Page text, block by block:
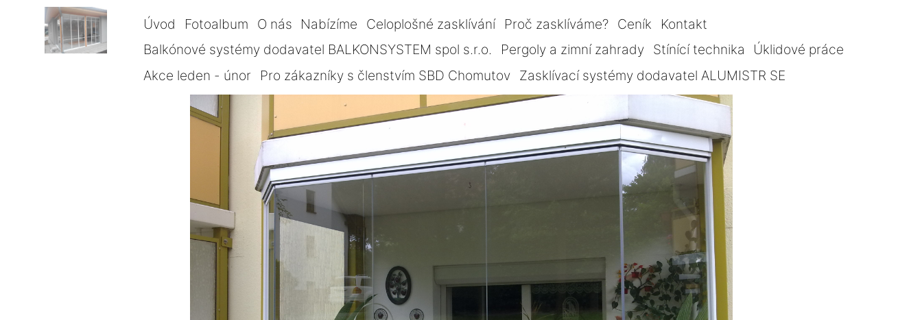
Úvod Fotoalbum O nás Nabízíme Celoplošné zasklívání Proč zasklíváme? Ceník
Kontakt
Balkónové systémy dodavatel BALKONSYSTEM spol s.r.o.
Pergoly a zimní zahrady Stínící technika
Úklidové práce
Akce leden - únor
Pro zákazníky s členstvím SBD Chomutov Zasklívací systémy dodavatel ALUMISTR SE